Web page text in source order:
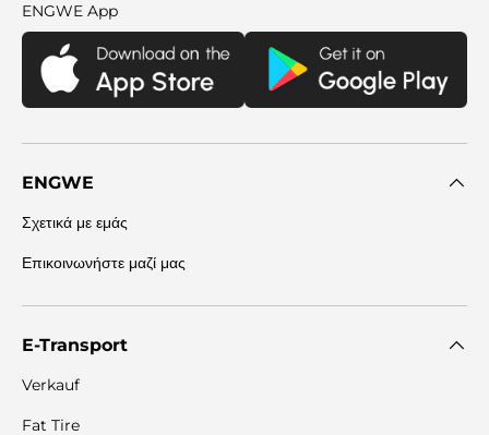
ENGWE App
ENGWE
Σχετικά με εμάς
Επικοινωνήστε μαζί μας
E-Transport
Verkauf
Fat Tire